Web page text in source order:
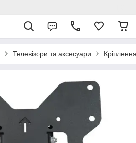
Телевізори та аксесуари